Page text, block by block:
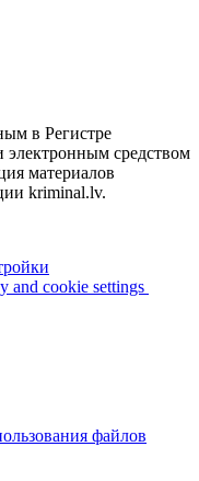
в Регистре
электронным средством
материалов
kriminal.lv.
and cookie settings
файлов